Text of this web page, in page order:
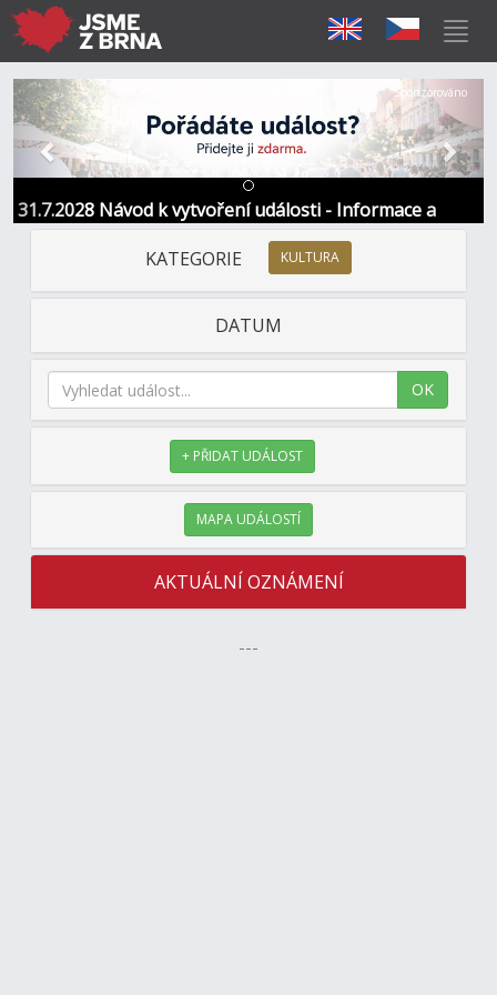
31.7.2028 Návod k vytvoření události - Informace a
kontakt
Předchozí Další
Sponzorováno
KATEGORIE KULTURA
DATUM
OK
+ PŘIDAT UDÁLOST
MAPA UDÁLOSTÍ
AKTUÁLNÍ OZNÁMENÍ
---